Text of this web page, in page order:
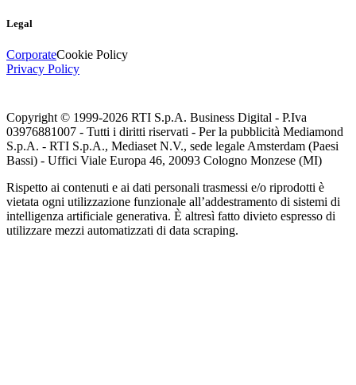
Legal
CorporateCookie Policy
Privacy Policy
Copyright © 1999-2026 RTI S.p.A. Business Digital - P.Iva
03976881007 - Tutti i diritti riservati - Per la pubblicità Mediamond
S.p.A. - RTI S.p.A., Mediaset N.V., sede legale Amsterdam (Paesi
Bassi) - Uffici Viale Europa 46, 20093 Cologno Monzese (MI)
Rispetto ai contenuti e ai dati personali trasmessi e/o riprodotti è
vietata ogni utilizzazione funzionale all’addestramento di sistemi di
intelligenza artificiale generativa. È altresì fatto divieto espresso di
utilizzare mezzi automatizzati di data scraping.